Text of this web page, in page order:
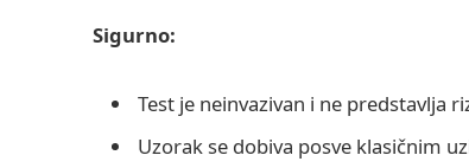
Sigurno:
Test je neinvazivan i ne predstavlja
Uzorak se dobiva posve klasičnim